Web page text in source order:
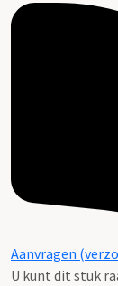
Aanvragen
U kunt dit stuk